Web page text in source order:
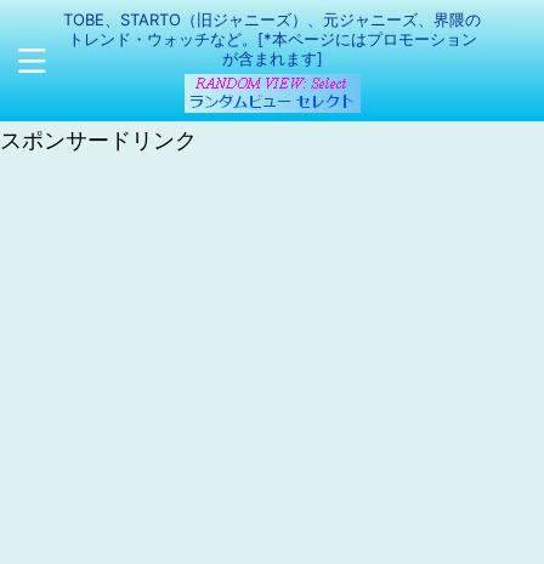
TOBE、STARTO（旧ジャニーズ）、元ジャニーズ、界隈の
トレンド・ウォッチなど。[*本ページにはプロモーション
が含まれます]
スポンサードリンク